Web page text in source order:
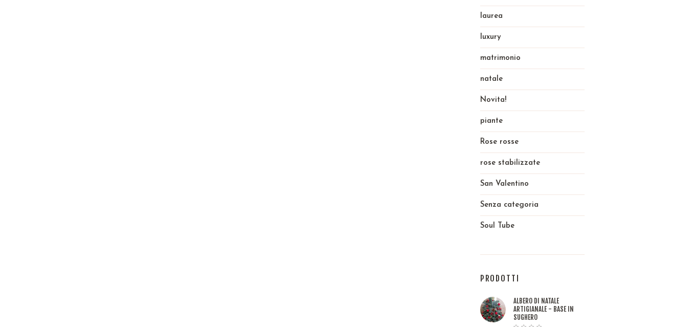
laurea
luxury
matrimonio
natale
Novita!
piante
Rose rosse
rose stabilizzate
San Valentino
Senza categoria
Soul Tube
PRODOTTI
ALBERO DI NATALE
ARTIGIANALE - BASE IN
SUGHERO